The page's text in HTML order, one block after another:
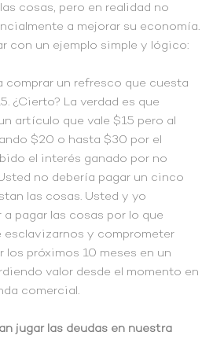
cosas, pero en realidad no
a mejorar su economía.
con un ejemplo simple y lógico:
comprar un refresco que cuesta
¿Cierto? La verdad es que
artículo que vale $15 pero al
$20 o hasta $30 por el
el interés ganado por no
no debería pagar un cinco
las cosas. Usted y yo
a pagar las cosas por lo que
esclavizarnos y comprometer
los próximos 10 meses en un
valor desde el momento en
comercial.
jugar las deudas en nuestra